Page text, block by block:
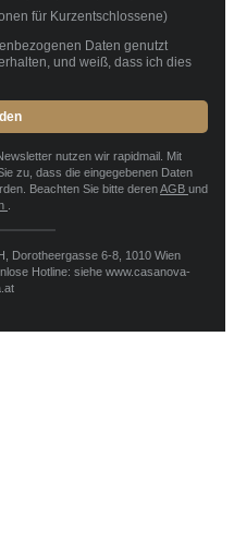
für Kurzentschlossene)
Daten genutzt
und weiß, dass ich dies
nutzen wir rapidmail. Mit
zu, dass die eingegebenen Daten
Beachten Sie bitte derenAGB und
Dorotheergasse 6-8, 1010 Wien
Hotline: siehe www.casanova-